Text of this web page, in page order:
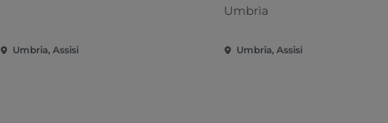
Umbria, Assisi
Case)
Umbrìa
Umbria, Assisi